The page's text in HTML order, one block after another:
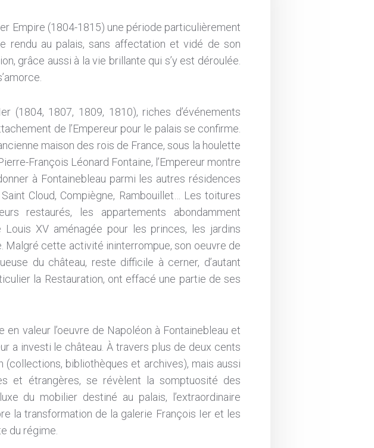
Empire (1804-1815) une période particulièrement
rendu au palais, sans affectation et vidé de son
grâce aussi à la vie brillante qui s’y est déroulée.
er (1804, 1807, 1809, 1810), riches d’événements
de l’Empereur pour le palais se confirme.
maison des rois de France, sous la houlette
François Léonard Fontaine, l’Empereur montre
à Fontainebleau parmi les autres résidences
Cloud, Compiègne, Rambouillet… Les toitures
restaurés, les appartements abondamment
Louis XV aménagée pour les princes, les jardins
Malgré cette activité ininterrompue, son oeuvre de
du château, reste difficile à cerner, d’autant
la Restauration, ont effacé une partie de ses
en valeur l’oeuvre de Napoléon à Fontainebleau et
a investi le château. À travers plus de deux cents
(collections, bibliothèques et archives), mais aussi
et étrangères, se révèlent la somptuosité des
du mobilier destiné au palais, l’extraordinaire
la transformation de la galerie François Ier et les
du régime.